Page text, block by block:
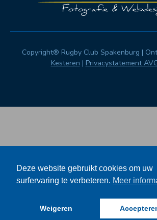
Copyright® Rugby Club Spakenburg |
Kesteren | Privacystatement
Deze website gebruikt cookies om uw
surfervaring te verbeteren. Meer
Weigeren